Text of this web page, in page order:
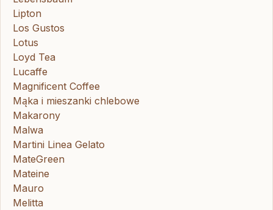
Lipton
Los Gustos
Lotus
Loyd Tea
Lucaffe
Magnificent Coffee
Mąka i mieszanki chlebowe
Makarony
Malwa
Martini Linea Gelato
MateGreen
Mateine
Mauro
Melitta